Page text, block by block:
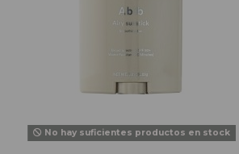
No hay suficientes productos en stock